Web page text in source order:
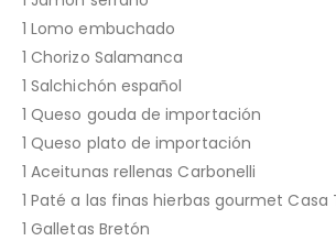
1 Lomo embuchado
1 Chorizo Salamanca
1 Salchichón español
1 Queso gouda de importación
1 Queso plato de importación
1 Aceitunas rellenas Carbonelli
1 Paté a las finas hierbas gourmet Casa
1 Galletas Bretón